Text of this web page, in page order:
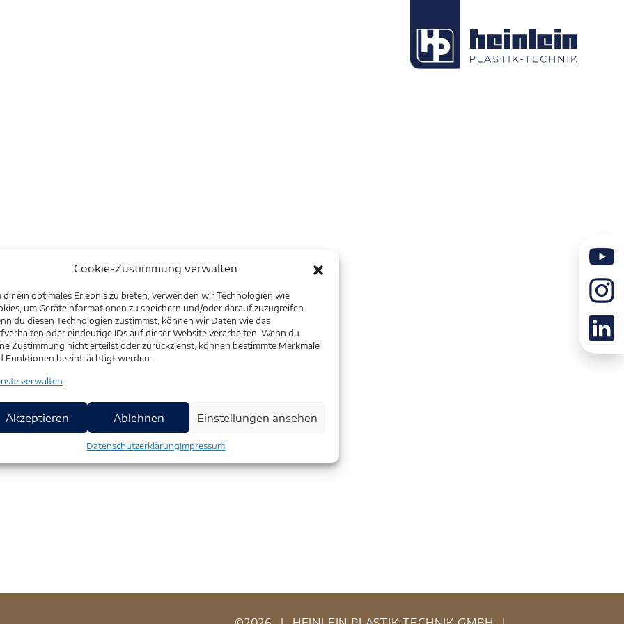
Cookie-Zustimmung verwalten
dir ein optimales Erlebnis zu bieten, verwenden wir Technologien wie
um Geräteinformationen zu speichern und/oder darauf zuzugreifen.
du diesen Technologien zustimmst, können wir Daten wie das
oder eindeutige IDs auf dieser Website verarbeiten. Wenn du
Zustimmung nicht erteilst oder zurückziehst, können bestimmte Merkmale
Funktionen beeinträchtigt werden.
verwalten
Akzeptieren Ablehnen Einstellungen ansehen
DatenschutzerklärungImpressum